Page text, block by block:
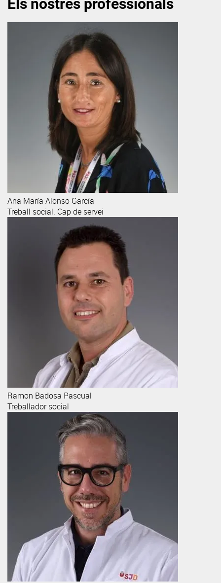
Els nostres professionals
Ana María Alonso García
Treball social. Cap de servei
Ramon Badosa Pascual
Treballador social